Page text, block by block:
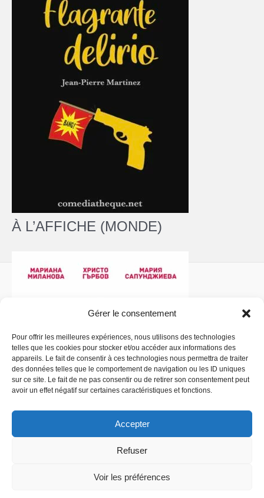
Gérer le consentement
Pour offrir les meilleures expériences, nous utilisons des technologies
telles que les cookies pour stocker et/ou accéder aux informations des
appareils. Le fait de consentir à ces technologies nous permettra de traiter
des données telles que le comportement de navigation ou les ID uniques
sur ce site. Le fait de ne pas consentir ou de retirer son consentement peut
avoir un effet négatif sur certaines caractéristiques et fonctions.
Accepter
Refuser
Voir les préférences
À L’AFFICHE (MONDE)
Politique de confidentialité - Copyright © 2026 La
Comédiathèque